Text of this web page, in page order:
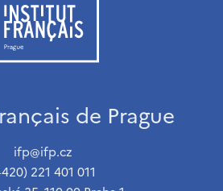
de Prague
ifp@ifp.cz
221 401 011